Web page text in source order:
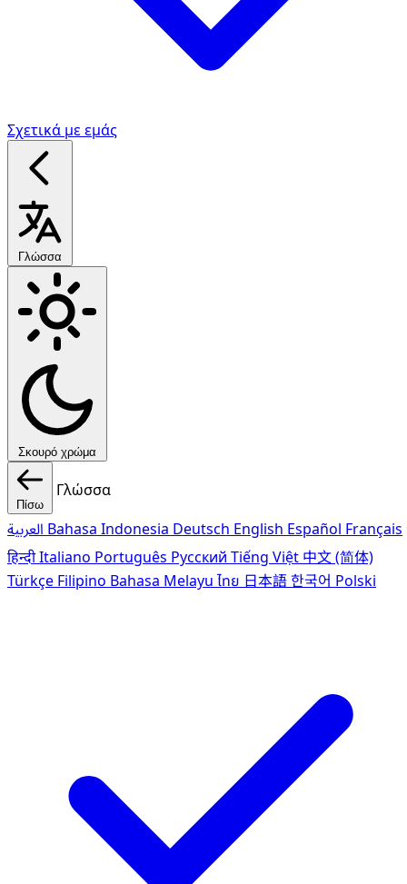
Σχετικά με εμάς
Γλώσσα
Σκουρό χρώμα
Πίσω
Γλώσσα
Bahasa Indonesia Deutsch English Español Français
हिन्दीItaliano Português Pусский Tiếng Việt 中文 (简体)
Türkçe Filipino Bahasa Melayu ไทย 日本語한국어 Polski